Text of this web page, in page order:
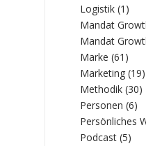
Logistik (1)
Mandat
Mandat
Marke (61)
Marketing (19)
Methodik (30)
Personen (6)
Persönliches
Podcast (5)